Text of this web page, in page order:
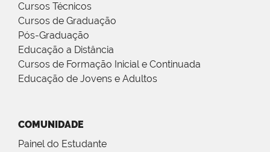
Cursos Técnicos
Cursos de Graduação
Pós-Graduação
Educação a Distância
Cursos de Formação Inicial e Continuada
Educação de Jovens e Adultos
COMUNIDADE
Painel do Estudante